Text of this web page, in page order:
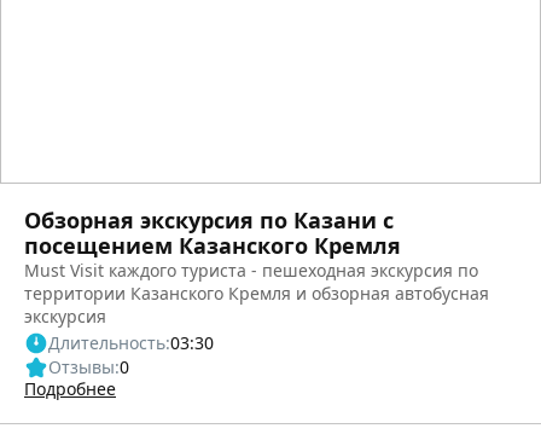
Обзорная экскурсия по Казани с
посещением Казанского Кремля
Must Visit каждого туриста - пешеходная экскурсия по
территории Казанского Кремля и обзорная автобусная
экскурсия
Длительность:03:30
Отзывы:0
Подробнее